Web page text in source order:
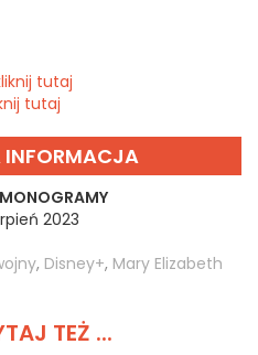
tutaj
tutaj
INFORMACJA
2023
, Disney+, Mary Elizabeth
TEŻ ...